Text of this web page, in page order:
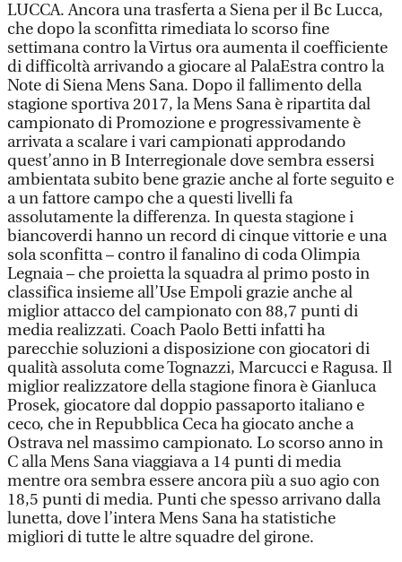
LUCCA. Ancora una trasferta a Siena per il Bc Lucca,
che dopo la sconfitta rimediata lo scorso fine
settimana contro la Virtus ora aumenta il coefficiente
di difficoltà arrivando a giocare al PalaEstra contro la
Note di Siena Mens Sana. Dopo il fallimento della
stagione sportiva 2017, la Mens Sana è ripartita dal
campionato di Promozione e progressivamente è
arrivata a scalare i vari campionati approdando
quest’anno in B Interregionale dove sembra essersi
ambientata subito bene grazie anche al forte seguito e
a un fattore campo che a questi livelli fa
assolutamente la differenza. In questa stagione i
biancoverdi hanno un record di cinque vittorie e una
sola sconfitta – contro il fanalino di coda Olimpia
Legnaia – che proietta la squadra al primo posto in
classifica insieme all’Use Empoli grazie anche al
miglior attacco del campionato con 88,7 punti di
media realizzati. Coach Paolo Betti infatti ha
parecchie soluzioni a disposizione con giocatori di
qualità assoluta come Tognazzi, Marcucci e Ragusa. Il
miglior realizzatore della stagione finora è Gianluca
Prosek, giocatore dal doppio passaporto italiano e
ceco, che in Repubblica Ceca ha giocato anche a
Ostrava nel massimo campionato. Lo scorso anno in
C alla Mens Sana viaggiava a 14 punti di media
mentre ora sembra essere ancora più a suo agio con
18,5 punti di media. Punti che spesso arrivano dalla
lunetta, dove l’intera Mens Sana ha statistiche
migliori di tutte le altre squadre del girone.